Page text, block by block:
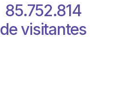
85.752.814
de visitantes